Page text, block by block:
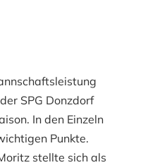
SPG Donzdorf
In den Einzeln
Punkte.
stellte sich als